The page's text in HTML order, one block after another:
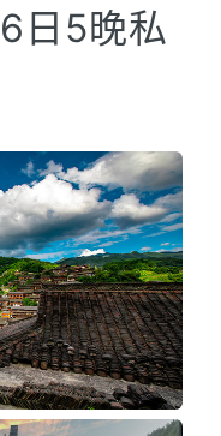
日5晚私